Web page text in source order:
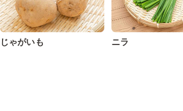
じゃがいも ニラ